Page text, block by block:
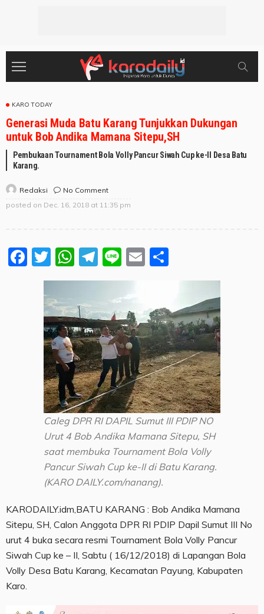
KARO TODAY
Generasi Muda Batu Karang Tunjukkan Dukungan
untuk Bob Andika Mamana Sitepu,SH
Pembukaan Tournament Bola Volly Pancur Siwah Cup ke-II Desa Batu
Karang.
Redaksi
No Comment
posted on Dec. 16, 2018 at 11:35 pm
Facebook
Twitter
WhatsApp
Telegram
LineEmail
Caleg DPR RI DAPIL Sumut III PDIP NO
Urut 4 Bob Andika Mamana Sitepu, SH
saat membuka Tournament Bola Volly
Pancur Siwah Cup ke-II di Batu Karang.
(KARO DAILY.com/nanang).
KARODAILY.idm,BATU KARANG : Bob Andika Mamana
Sitepu, SH, Calon Anggota DPR RI PDIP Dapil Sumut III No
urut 4 buka secara resmi Tournament Bola Volly Pancur
Siwah Cup ke – II, Sabtu ( 16/12/2018) di Lapangan Bola
Volly Desa Batu Karang, Kecamatan Payung, Kabupaten
Karo.